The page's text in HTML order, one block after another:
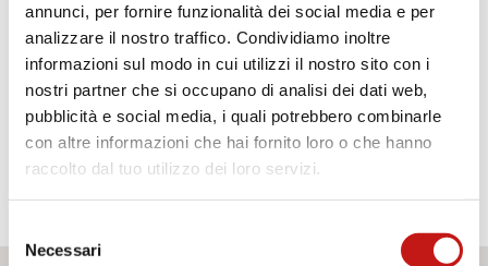
annunci, per fornire funzionalità dei social media e per
analizzare il nostro traffico. Condividiamo inoltre
informazioni sul modo in cui utilizzi il nostro sito con i
nostri partner che si occupano di analisi dei dati web,
pubblicità e social media, i quali potrebbero combinarle
con altre informazioni che hai fornito loro o che hanno
raccolto dal tuo utilizzo dei loro servizi.
delNecessari
Amedeo